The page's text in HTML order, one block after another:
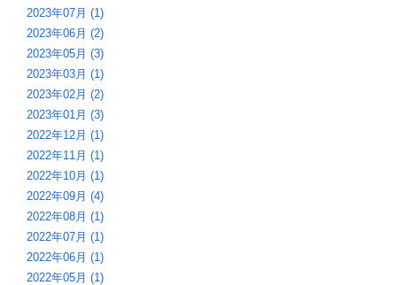
2023年07月 (1)
2023年06月 (2)
2023年05月 (3)
2023年03月 (1)
2023年02月 (2)
2023年01月 (3)
2022年12月 (1)
2022年11月 (1)
2022年10月 (1)
2022年09月 (4)
2022年08月 (1)
2022年07月 (1)
2022年06月 (1)
2022年05月 (1)